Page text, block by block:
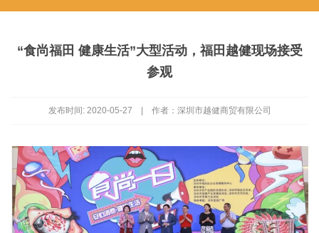
“食尚福田 健康生活”大型活动，福田越健现场接受
参观
发布时间: 2020-05-27 作者：深圳市越健商贸有限公司